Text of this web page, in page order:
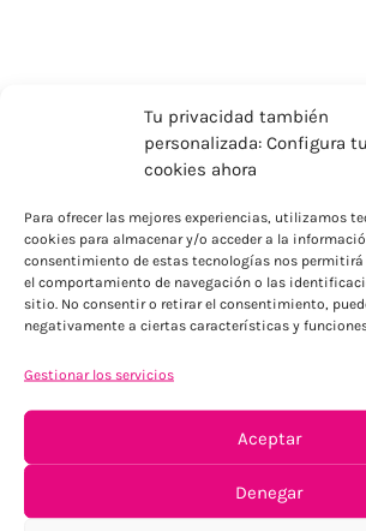
Tu privacidad también
personalizada: Configura
cookies ahora
Para ofrecer las mejores experiencias, utilizamos
cookies para almacenar y/o acceder a la
consentimiento de estas tecnologías nos permitirá
el comportamiento de navegación o las
sitio. No consentir o retirar el consentimiento,
negativamente a ciertas características y
Gestionar los servicios
Aceptar
Denegar
ENVÍOS ECONÓMICOS